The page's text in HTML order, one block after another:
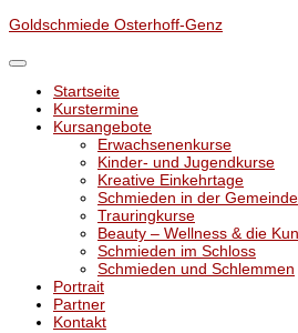
Unter
Inhalt
Goldschmiede Osterhoff-Genz
Startseite
Kurstermine
Kursangebote
Erwachsenenkurse
Kinder- und Jugendkurse
Kreative Einkehrtage
Schmieden in der Gemeinde
Trauringkurse
Beauty – Wellness & die
Schmieden im Schloss
Schmieden und Schlemmen
Portrait
Partner
Kontakt